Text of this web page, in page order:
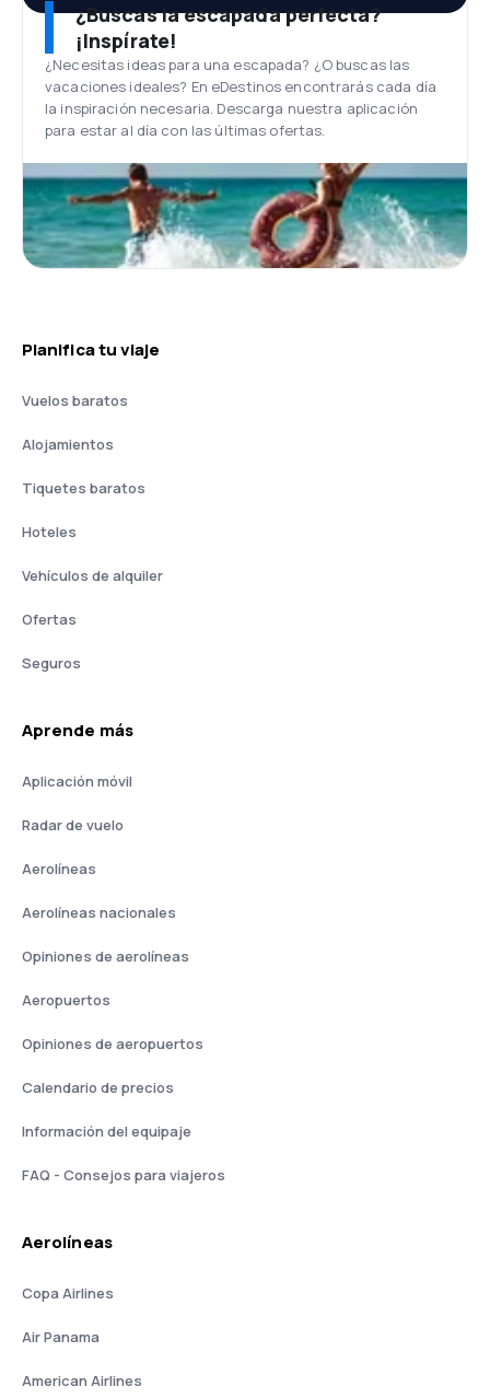
¿Buscas la escapada perfecta?
¡Inspírate!
¿Necesitas ideas para una escapada? ¿O buscas las
vacaciones ideales? En eDestinos encontrarás cada día
la inspiración necesaria. Descarga nuestra aplicación
para estar al día con las últimas ofertas.
Planifica tu viaje
Vuelos baratos
Alojamientos
Tiquetes baratos
Hoteles
Vehículos de alquiler
Ofertas
Seguros
Aprende más
Aplicación móvil
Radar de vuelo
Aerolíneas
Aerolíneas nacionales
Opiniones de aerolíneas
Aeropuertos
Opiniones de aeropuertos
Calendario de precios
Información del equipaje
FAQ - Consejos para viajeros
Aerolíneas
Copa Airlines
Air Panama
American Airlines